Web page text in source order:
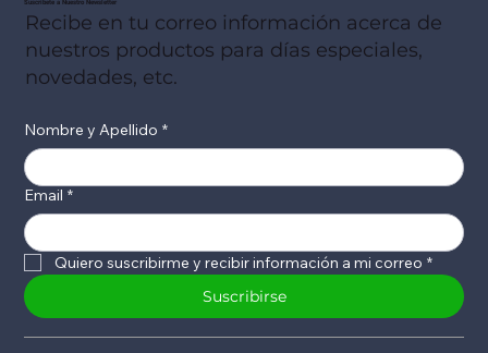
Suscribete a Nuestro Newsletter
Recibe en tu correo información acerca de
nuestros productos para días especiales,
novedades, etc.
Nombre y Apellido *
Email *
Quiero suscribirme y recibir información a mi correo *
Suscribirse